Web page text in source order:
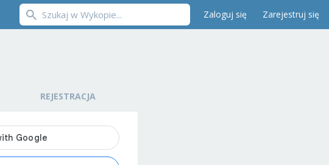
Zaloguj się Zarejestruj się
REJESTRACJA